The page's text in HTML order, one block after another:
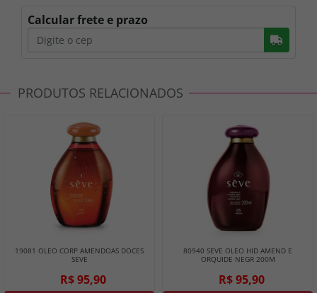
Calcular frete e prazo
PRODUTOS RELACIONADOS
19081 OLEO CORP AMENDOAS DOCES
SEVE
R$ 95,90
80940 SEVE OLEO HID AMEND E
ORQUIDE NEGR 200M
R$ 95,90